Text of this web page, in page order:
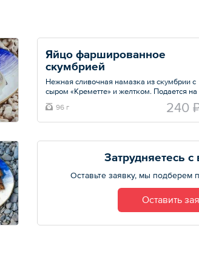
Яйцо фаршированное
скумбрией
Нежная сливочная намазка из скумбрии с
сыром «Креметте» и желтком. Подается на
Общий вес – 96 г
96 г 240
Затрудняетесь
Оставьте заявку, мы подберем
Оставить